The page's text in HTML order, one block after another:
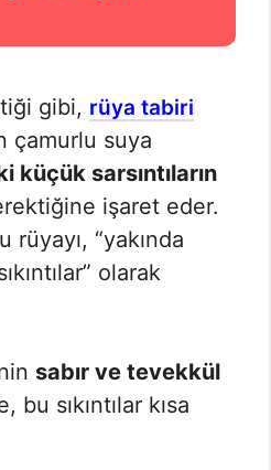
gibi, rüya tabiri
çamurlu suya
küçük sarsıntıların
işaret eder.
rüyayı, “yakında
olarak
sabır ve tevekkül
sıkıntılar kısa